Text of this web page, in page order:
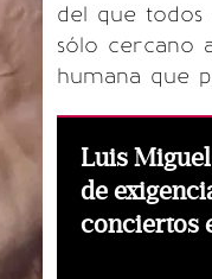
del que todos
sólo cercano
humana que
Luis
de
conciertos